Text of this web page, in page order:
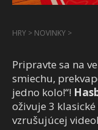
HRY > NOVINKY >
Pripravte sa na
smiechu,
jedno kolo!“!
oživuje 3
vzrušujúcej